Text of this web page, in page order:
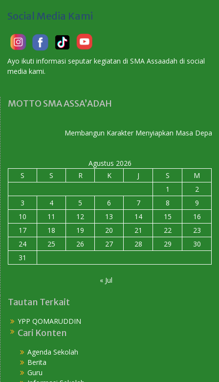
Social Media Kami
Ayo ikuti informasi seputar kegiatan di SMA Assaadah di social
media kami.
MOTTO SMA ASSA’ADAH
Membangun Karakter Menyiapkan Masa Depan
Agustus 2026
S
S R K J S
M
1
2
3
4 5 6 7 8
9
10
11 12 13 14 15
16
17
18 19 20 21 22
23
24
25 26 27 28 29
30
31
« Jul
Tautan Terkait
YPP QOMARUDDIN
Cari Konten
Agenda Sekolah
Berita
Guru